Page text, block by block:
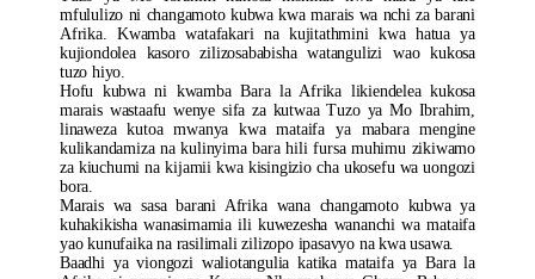
mfululizo ni changamoto kubwa kwa marais wa nchi za barani
Afrika. Kwamba watafakari na kujitathmini kwa hatua ya
kujiondolea kasoro zilizosababisha watangulizi wao kukosa
tuzo hiyo.
Hofu kubwa ni kwamba Bara la Afrika likiendelea kukosa
marais wastaafu wenye sifa za kutwaa Tuzo ya Mo Ibrahim,
linaweza kutoa mwanya kwa mataifa ya mabara mengine
kulikandamiza na kulinyima bara hili fursa muhimu zikiwamo
za kiuchumi na kijamii kwa kisingizio cha ukosefu wa uongozi
bora.
Marais wa sasa barani Afrika wana changamoto kubwa ya
kuhakikisha wanasimamia ili kuwezesha wananchi wa mataifa
yao kunufaika na rasilimali zilizopo ipasavyo na kwa usawa.
Baadhi ya viongozi waliotangulia katika mataifa ya Bara la